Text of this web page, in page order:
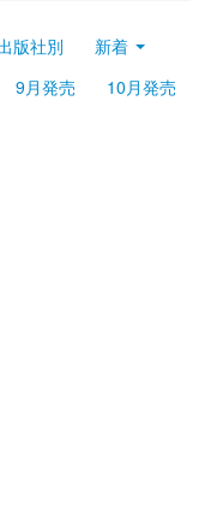
版社別
新着
9月発売 10月発売